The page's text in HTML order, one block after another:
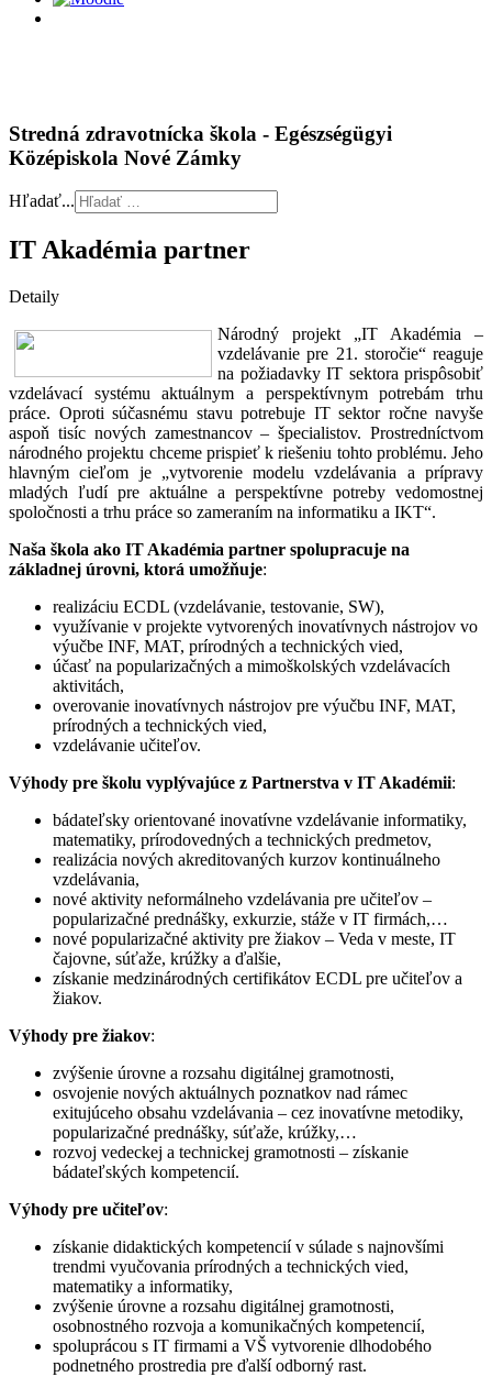
Stredná zdravotnícka škola - Egészségügyi
Középiskola Nové Zámky
Hľadať...
IT Akadémia partner
Detaily
Národný projekt „IT Akadémia –
vzdelávanie pre 21. storočie“ reaguje
na požiadavky IT sektora prispôsobiť
vzdelávací systému aktuálnym a perspektívnym potrebám trhu
práce. Oproti súčasnému stavu potrebuje IT sektor ročne navyše
aspoň tisíc nových zamestnancov – špecialistov. Prostredníctvom
národného projektu chceme prispieť k riešeniu tohto problému. Jeho
hlavným cieľom je „vytvorenie modelu vzdelávania a prípravy
mladých ľudí pre aktuálne a perspektívne potreby vedomostnej
spoločnosti a trhu práce so zameraním na informatiku a IKT“.
Naša škola ako IT Akadémia partner spolupracuje na
základnej úrovni, ktorá umožňuje:
realizáciu ECDL (vzdelávanie, testovanie, SW),
využívanie v projekte vytvorených inovatívnych nástrojov vo
výučbe INF, MAT, prírodných a technických vied,
účasť na popularizačných a mimoškolských vzdelávacích
aktivitách,
overovanie inovatívnych nástrojov pre výučbu INF, MAT,
prírodných a technických vied,
vzdelávanie učiteľov.
Výhody pre školu vyplývajúce z Partnerstva v IT Akadémii:
bádateľsky orientované inovatívne vzdelávanie informatiky,
matematiky, prírodovedných a technických predmetov,
realizácia nových akreditovaných kurzov kontinuálneho
vzdelávania,
nové aktivity neformálneho vzdelávania pre učiteľov –
popularizačné prednášky, exkurzie, stáže v IT firmách,…
nové popularizačné aktivity pre žiakov – Veda v meste, IT
čajovne, súťaže, krúžky a ďalšie,
získanie medzinárodných certifikátov ECDL pre učiteľov a
žiakov.
Výhody pre žiakov:
zvýšenie úrovne a rozsahu digitálnej gramotnosti,
osvojenie nových aktuálnych poznatkov nad rámec
exitujúceho obsahu vzdelávania – cez inovatívne metodiky,
popularizačné prednášky, súťaže, krúžky,…
rozvoj vedeckej a technickej gramotnosti – získanie
bádateľských kompetencií.
Výhody pre učiteľov:
získanie didaktických kompetencií v súlade s najnovšími
trendmi vyučovania prírodných a technických vied,
matematiky a informatiky,
zvýšenie úrovne a rozsahu digitálnej gramotnosti,
osobnostného rozvoja a komunikačných kompetencií,
spoluprácou s IT firmami a VŠ vytvorenie dlhodobého
podnetného prostredia pre ďalší odborný rast.